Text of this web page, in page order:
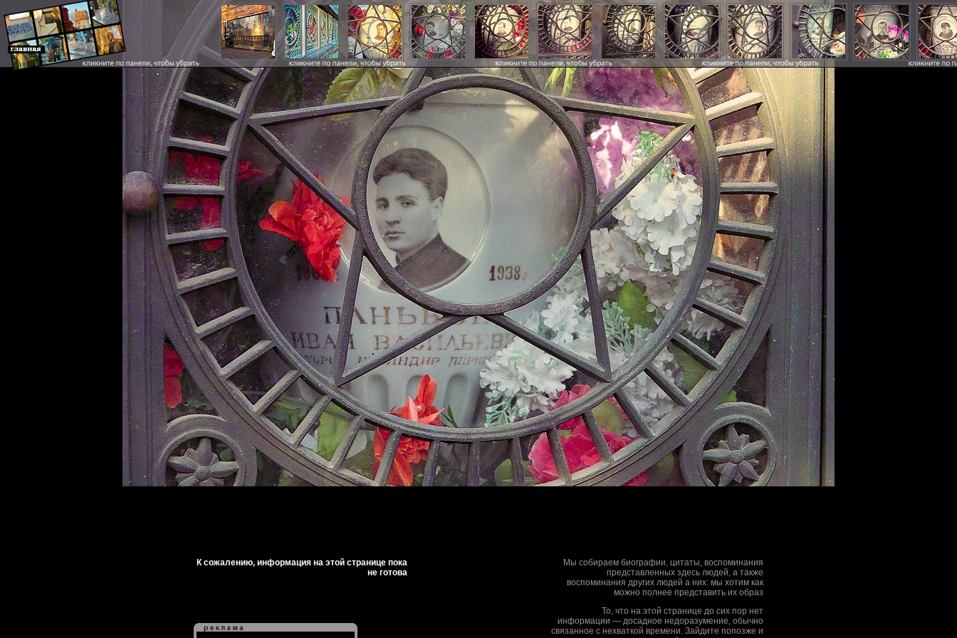
К сожалению, информация на этой странице пока
не готова
Мы собираем биографии, цитаты, воспоминания
представленных здесь людей, а также
воспоминания других людей а них: мы хотим как
можно полнее представить их образ
То, что на этой странице до сих пор нет
информации — досадное недоразумение, обычно
связанное с нехваткой времени. Зайдите попозже и